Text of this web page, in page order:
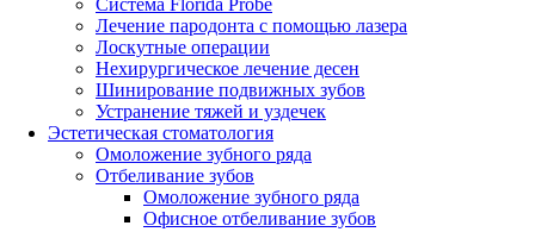
Система Florida Probe
Лечение пародонта с помощью лазера
Лоскутные операции
Нехирургическое лечение десен
Шинирование подвижных зубов
Устранение тяжей и уздечек
Эстетическая стоматология
Омоложение зубного ряда
Отбеливание зубов
Омоложение зубного ряда
Офисное отбеливание зубов